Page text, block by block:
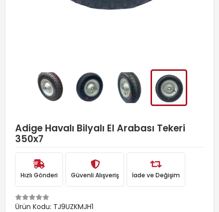
Adige Havalı Bilyalı El Arabası Tekeri
350x7
Hızlı Gönderi Güvenli Alışveriş İade ve Değişim
Ürün Kodu: TJ9UZKMJH1